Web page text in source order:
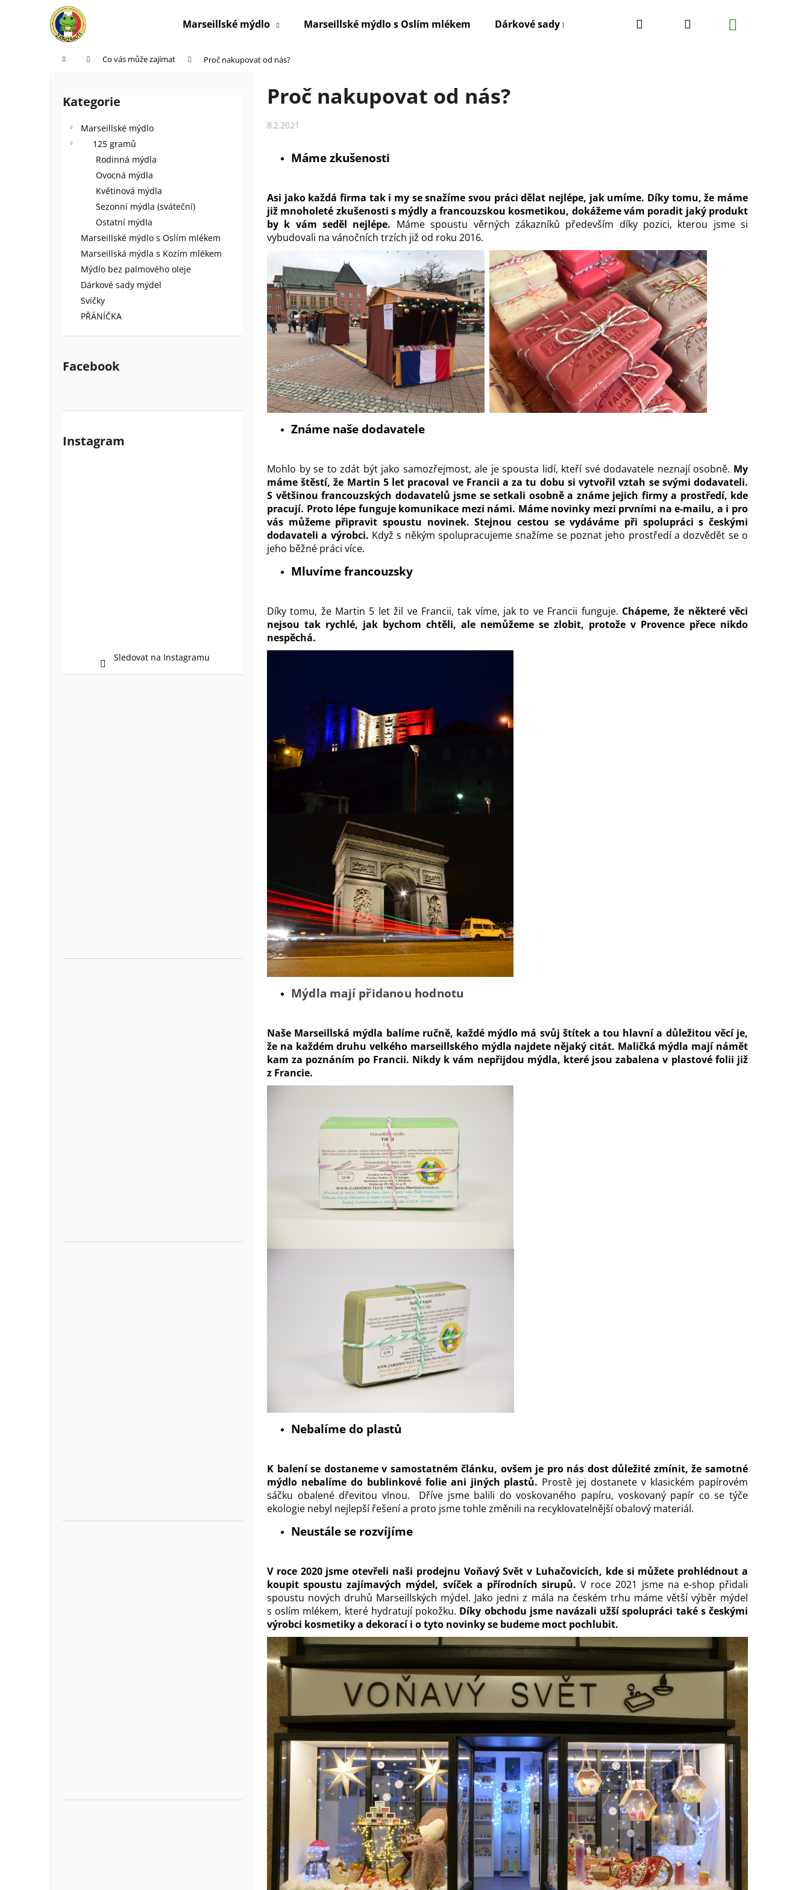
Marseillské mýdlo Marseillské mýdlo s Oslím mlékem Dárkové sady mýdel Co vás může zajímat
Hledat Přihlášení
Domů Co vás může zajímat Proč nakupovat od nás?
Přeskočit
kategorie
Kategorie
Marseillské mýdlo
125 gramů
Rodinná mýdla
Ovocná mýdla
Květinová mýdla
Sezonní mýdla (sváteční)
Ostatní mýdla
Marseillské mýdlo s Oslím mlékem
Marseillská mýdla s Kozím mlékem
Mýdlo bez palmového oleje
Dárkové sady mýdel
Svíčky
PŘÁNÍČKA
Facebook
Instagram
Sledovat na Instagramu
Proč nakupovat od nás?
8.2.2021
Máme zkušenosti
Asi jako každá firma tak i my se snažíme svou práci dělat nejlépe, jak umíme. Díky tomu, že máme
již mnoholeté zkušenosti s mýdly a francouzskou kosmetikou, dokážeme vám poradit jaký produkt
by k vám seděl nejlépe. Máme spoustu věrných zákazníků především díky pozici, kterou jsme si
vybudovali na vánočních trzích již od roku 2016.
Známe naše dodavatele
Mohlo by se to zdát být jako samozřejmost, ale je spousta lidí, kteří své dodavatele neznají osobně. My
máme štěstí, že Martin 5 let pracoval ve Francii a za tu dobu si vytvořil vztah se svými dodavateli.
S většinou francouzských dodavatelů jsme se setkali osobně a známe jejich firmy a prostředí, kde
pracují. Proto lépe funguje komunikace mezi námi. Máme novinky mezi prvními na e-mailu, a i pro
vás můžeme připravit spoustu novinek. Stejnou cestou se vydáváme při spolupráci s českými
dodavateli a výrobci. Když s někým spolupracujeme snažíme se poznat jeho prostředí a dozvědět se o
jeho běžné práci více.
Mluvíme francouzsky
Díky tomu, že Martin 5 let žil ve Francii, tak víme, jak to ve Francii funguje. Chápeme, že některé věci
nejsou tak rychlé, jak bychom chtěli, ale nemůžeme se zlobit, protože v Provence přece nikdo
nespěchá.
Mýdla mají přidanou hodnotu
Naše Marseillská mýdla balíme ručně, každé mýdlo má svůj štítek a tou hlavní a důležitou věcí je,
že na každém druhu velkého marseillského mýdla najdete nějaký citát. Maličká mýdla mají námět
kam za poznáním po Francii. Nikdy k vám nepřijdou mýdla, které jsou zabalena v plastové folii již
z Francie.
Nebalíme do plastů
K balení se dostaneme v samostatném článku, ovšem je pro nás dost důležité zmínit, že samotné
mýdlo nebalíme do bublinkové folie ani jiných plastů. Prostě jej dostanete v klasickém papírovém
sáčku obalené dřevitou vlnou. Dříve jsme balili do voskovaného papíru, voskovaný papír co se týče
ekologie nebyl nejlepší řešení a proto jsme tohle změnili na recyklovatelnější obalový materiál.
Neustále se rozvíjíme
V roce 2020 jsme otevřeli naši prodejnu Voňavý Svět v Luhačovicích, kde si můžete prohlédnout a
koupit spoustu zajímavých mýdel, svíček a přírodních sirupů. V roce 2021 jsme na e-shop přidali
spoustu nových druhů Marseillských mýdel. Jako jedni z mála na českém trhu máme větší výběr mýdel
s oslím mlékem, které hydratují pokožku. Díky obchodu jsme navázali užší spolupráci také s českými
výrobci kosmetiky a dekorací i o tyto novinky se budeme moct pochlubit.
Zpět
Zpět
Co potřebujete najít?
Doporučujeme